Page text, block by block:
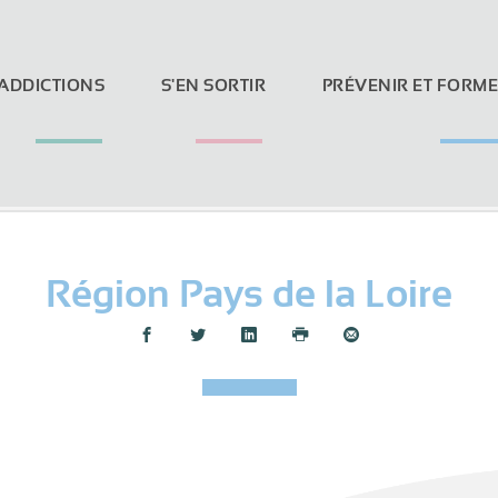
S'EN SORTIR PRÉVENIR ET
Région Pays de la Loire
Partager :